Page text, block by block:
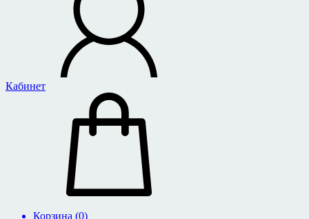
Кабинет
Корзина (0)